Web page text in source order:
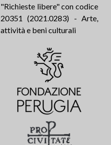
"Richieste libere" con codice
20351 (2021.0283) - Arte,
attività e beni culturali